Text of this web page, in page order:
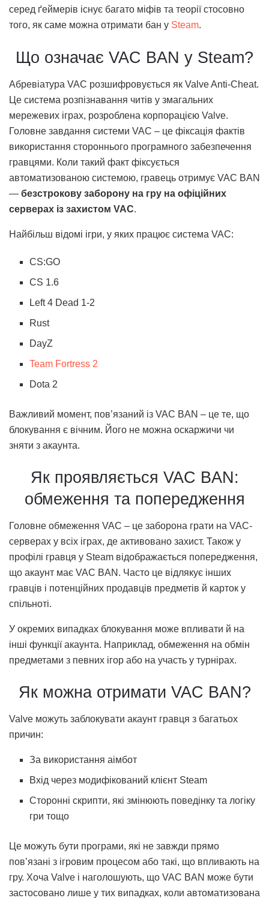
серед ґеймерів існує багато міфів та теорії стосовно
того, як саме можна отримати бан у Steam.
Що означає VAC BAN у Steam?
Абревіатура VAC розшифровується як Valve Anti-Cheat.
Це система розпізнавання читів у змагальних
мережевих іграх, розроблена корпорацією Valve.
Головне завдання системи VAC – це фіксація фактів
використання стороннього програмного забезпечення
гравцями. Коли такий факт фіксується
автоматизованою системою, гравець отримує VAC BAN
— безстрокову заборону на гру на офіційних
серверах із захистом VAC.
Найбільш відомі ігри, у яких працює система VAC:
CS:GO
CS 1.6
Left 4 Dead 1-2
Rust
DayZ
Team Fortress 2
Dota 2
Важливий момент, пов’язаний із VAC BAN – це те, що
блокування є вічним. Його не можна оскаржичи чи
зняти з акаунта.
Як проявляється VAC BAN:
обмеження та попередження
Головне обмеження VAC – це заборона грати на VAC-
серверах у всіх іграх, де активовано захист. Також у
профілі гравця у Steam відображається попередження,
що акаунт має VAC BAN. Часто це відлякує інших
гравців і потенційних продавців предметів й карток у
спільноті.
У окремих випадках блокування може впливати й на
інші функції акаунта. Наприклад, обмеження на обмін
предметами з певних ігор або на участь у турнірах.
Як можна отримати VAC BAN?
Valve можуть заблокувати акаунт гравця з багатьох
причин:
За використання аімбот
Вхід через модифікований клієнт Steam
Сторонні скрипти, які змінюють поведінку та логіку
гри тощо
Це можуть бути програми, які не завжди прямо
пов’язані з ігровим процесом або такі, що впливають на
гру. Хоча Valve і наголошують, що VAC BAN може бути
застосовано лише у тих випадках, коли автоматизована